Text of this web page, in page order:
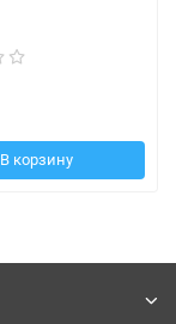
В корзину